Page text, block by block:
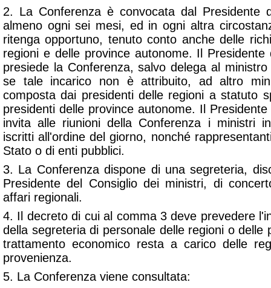
2. La Conferenza è convocata dal Presidente
almeno ogni sei mesi, ed in ogni altra
ritenga opportuno, tenuto conto anche delle
regioni e delle province autonome. Il Presidente
presiede la Conferenza, salvo delega al
se tale incarico non è attribuito, ad altro
composta dai presidenti delle regioni a statuto
presidenti delle province autonome. Il
invita alle riunioni della Conferenza i ministri
iscritti all'ordine del giorno, nonché
Stato o di enti pubblici.
3. La Conferenza dispone di una segreteria,
Presidente del Consiglio dei ministri, di
affari regionali.
4. Il decreto di cui al comma 3 deve prevedere
della segreteria di personale delle regioni o delle
trattamento economico resta a carico delle
provenienza.
5. La Conferenza viene consultata: